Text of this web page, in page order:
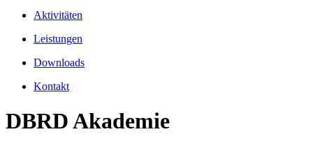
Aktivitäten
Leistungen
Downloads
Kontakt
DBRD Akademie